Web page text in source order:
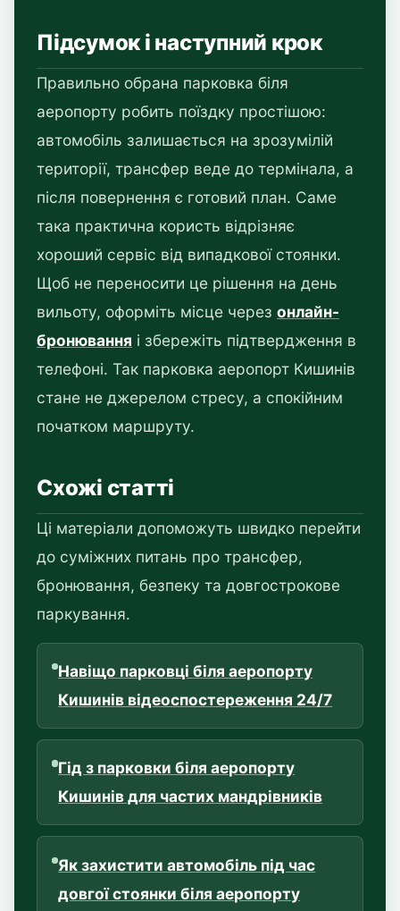
Підсумок і наступний крок
Правильно обрана парковка біля
аеропорту робить поїздку простішою:
автомобіль залишається на зрозумілій
території, трансфер веде до термінала, а
після повернення є готовий план. Саме
така практична користь відрізняє
хороший сервіс від випадкової стоянки.
Щоб не переносити це рішення на день
вильоту, оформіть місце через онлайн-
бронювання і збережіть підтвердження в
телефоні. Так парковка аеропорт Кишинів
стане не джерелом стресу, а спокійним
початком маршруту.
Схожі статті
Ці матеріали допоможуть швидко перейти
до суміжних питань про трансфер,
бронювання, безпеку та довгострокове
паркування.
Навіщо парковці біля аеропорту
Кишинів відеоспостереження 24/7
Гід з парковки біля аеропорту
Кишинів для частих мандрівників
Як захистити автомобіль під час
довгої стоянки біля аеропорту